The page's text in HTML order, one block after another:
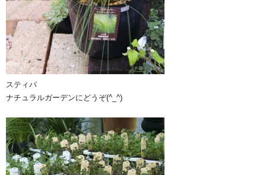
スティパ
ナチュラルガーデンにどうぞ(^_^)